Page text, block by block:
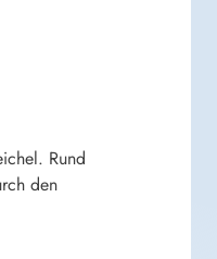
Rund
den